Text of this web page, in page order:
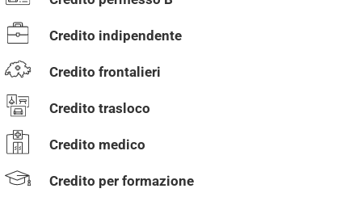
Credito indipendente
Credito frontalieri
Credito trasloco
Credito medico
Credito per formazione